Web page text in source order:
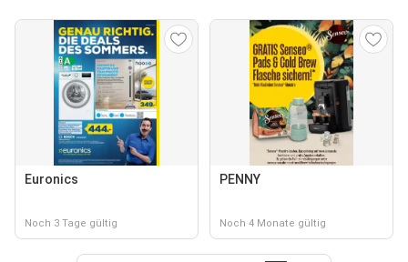
Euronics
Noch 3 Tage gültig
PENNY
Noch 4 Monate gültig